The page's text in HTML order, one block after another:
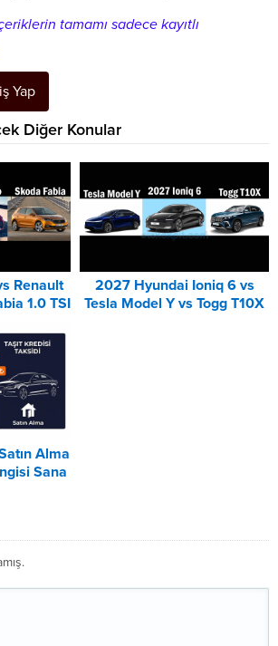
tamamı sadece kayıtlı
Yap
Diğer Konular
Renault
1.0 TSI
2027 Hyundai Ioniq 6 vs
Tesla Model Y vs Togg T10X
Alma
Sana